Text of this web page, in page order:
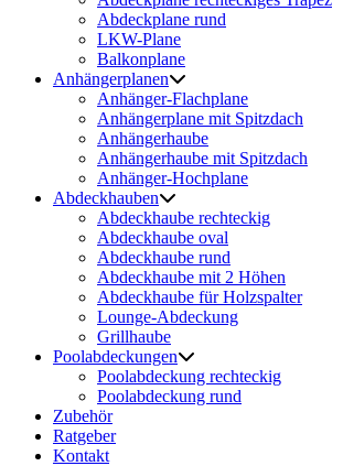
Abdeckplane rund
LKW-Plane
Balkonplane
Anhängerplanen
Anhänger-Flachplane
Anhängerplane mit Spitzdach
Anhängerhaube
Anhängerhaube mit Spitzdach
Anhänger-Hochplane
Abdeckhauben
Abdeckhaube rechteckig
Abdeckhaube oval
Abdeckhaube rund
Abdeckhaube mit 2 Höhen
Abdeckhaube für Holzspalter
Lounge-Abdeckung
Grillhaube
Poolabdeckungen
Poolabdeckung rechteckig
Poolabdeckung rund
Zubehör
Ratgeber
Kontakt